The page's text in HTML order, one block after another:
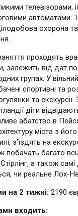
телевізорами,
автоматами.
охорона та
проходять
залежить від дат
групах. У
спортивні та
та екскурсії.
діти
абатство в
міста з
з’їздять на
побачать багато
а також
чи реальне Лох-
на 2 тижні: 2190
входить: